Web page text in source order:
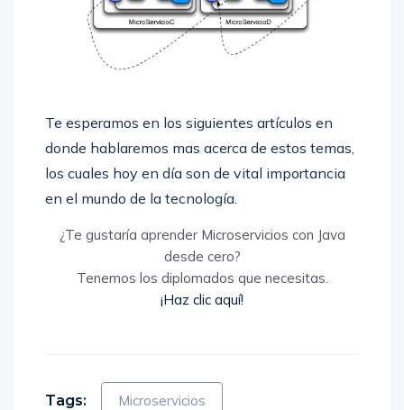
Te esperamos en los siguientes artículos en
donde hablaremos mas acerca de estos temas,
los cuales hoy en día son de vital importancia
en el mundo de la tecnología.
¿Te gustaría aprender Microservicios con Java
desde cero?
Tenemos los diplomados que necesitas.
¡Haz clic aquí!
Tags: Microservicios